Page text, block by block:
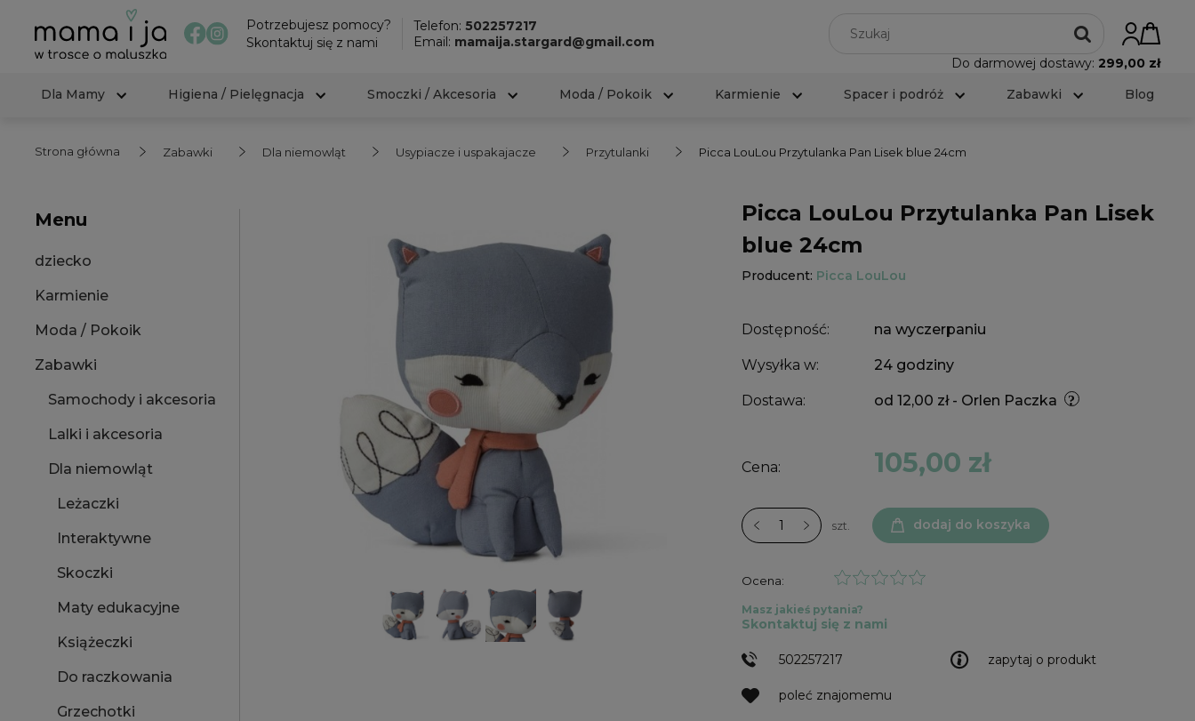
Potrzebujesz pomocy?
Skontaktuj się z nami
Telefon:502257217
Email: mamaija.stargard@gmail.com
Do darmowej dostawy: 299,00 zł
Dla Mamy
Higiena / Pielęgnacja Smoczki / Akcesoria Moda / Pokoik Karmienie Spacer i podróż Zabawki Blog
Strona główna Zabawki Dla niemowląt Usypiacze i uspakajacze Przytulanki Picca LouLou Przytulanka Pan Lisek blue 24cm
Menu
dziecko
Karmienie
Moda / Pokoik
Zabawki
Samochody i akcesoria
Lalki i akcesoria
Dla niemowląt
Leżaczki
Interaktywne
Skoczki
Maty edukacyjne
Książeczki
Do raczkowania
Grzechotki
Picca LouLou Przytulanka Pan Lisek
blue 24cm
Producent: Picca LouLou
Dostępność: na wyczerpaniu
Wysyłka w: 24 godziny
Dostawa: od 12,00 zł - Orlen Paczka
Cena: 105,00 zł
szt. dodaj do koszyka
Ocena:
zapytaj o produkt
poleć znajomemu
Masz jakieś pytania?
Skontaktuj się z nami
502257217